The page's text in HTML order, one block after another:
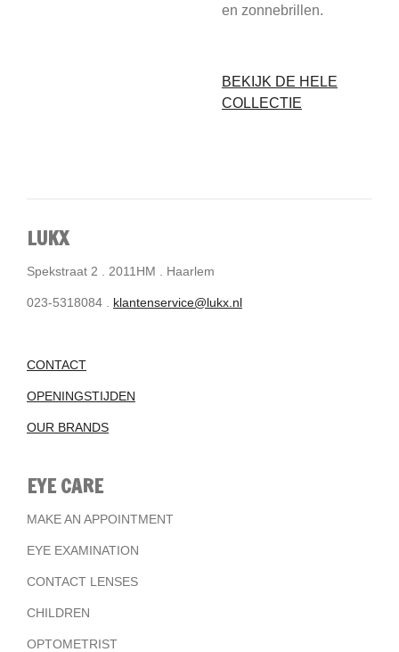
en zonnebrillen.
BEKIJK DE HELE
COLLECTIE
LUKX
Spekstraat 2 . 2011HM . Haarlem
023-5318084 . klantenservice@lukx.nl
CONTACT
OPENINGSTIJDEN
OUR BRANDS
EYE CARE
MAKE AN APPOINTMENT
EYE EXAMINATION
CONTACT LENSES
CHILDREN
OPTOMETRIST